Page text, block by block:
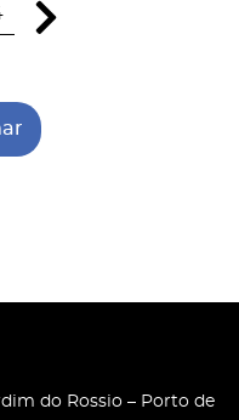
do Rossio – Porto de